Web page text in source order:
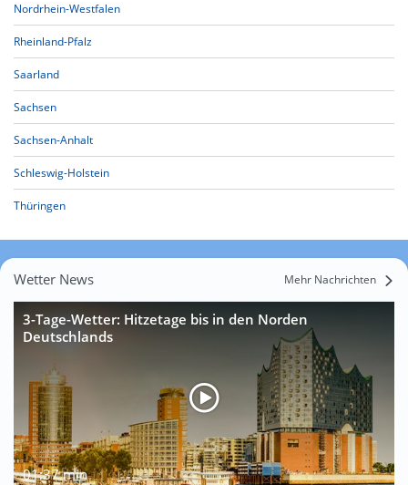
Nordrhein-Westfalen
Rheinland-Pfalz
Saarland
Sachsen
Sachsen-Anhalt
Schleswig-Holstein
Thüringen
Wetter News Mehr Nachrichten
3-Tage-Wetter: Hitzetage bis in den Norden
Deutschlands
01:37 min